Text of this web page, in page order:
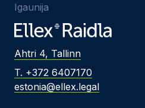
Igaunija
Ahtri 4, Tallinn
T. +372 6407170
estonia@ellex.legal